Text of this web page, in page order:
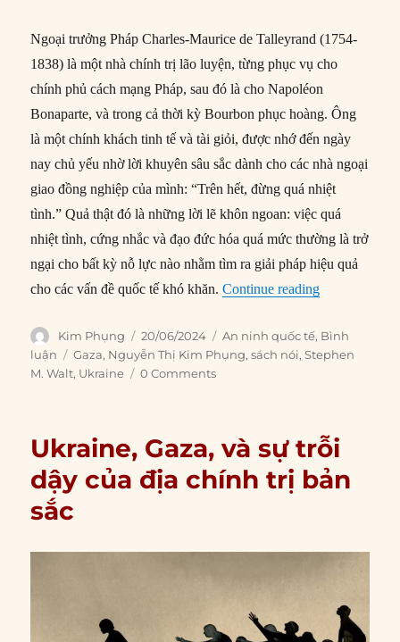
Ngoại trưởng Pháp Charles-Maurice de Talleyrand (1754-
1838) là một nhà chính trị lão luyện, từng phục vụ cho
chính phủ cách mạng Pháp, sau đó là cho Napoléon
Bonaparte, và trong cả thời kỳ Bourbon phục hoàng. Ông
là một chính khách tinh tế và tài giỏi, được nhớ đến ngày
nay chủ yếu nhờ lời khuyên sâu sắc dành cho các nhà ngoại
giao đồng nghiệp của mình: “Trên hết, đừng quá nhiệt
tình.” Quả thật đó là những lời lẽ khôn ngoan: việc quá
nhiệt tình, cứng nhắc và đạo đức hóa quá mức thường là trở
ngại cho bất kỳ nỗ lực nào nhằm tìm ra giải pháp hiệu quả
cho các vấn đề quốc tế khó khăn.Continue reading“Tại sao đạo
Author
Kim Phụng
Posted
on
20/06/2024 Categories
An ninh quốc tế, Bình
luận
Tags
Gaza, Nguyễn Thị Kim Phụng,sách nói,Stephen
M. Walt, Ukraine 0 Comments
Ukraine, Gaza, và sự trỗi
dậy của địa chính trị bản
sắc